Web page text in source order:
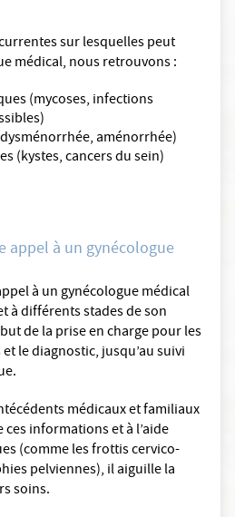
sur lesquelles peut
médical, nous retrouvons :
(mycoses, infections
aménorrhée)
(kystes, cancers du sein)
appel à un gynécologue
à un gynécologue médical
à différents stades de son
de la prise en charge pour les
le diagnostic, jusqu’au suivi
médicaux et familiaux
informations et à l’aide
(comme les frottis cervico-
pelviennes), il aiguille la
soins.